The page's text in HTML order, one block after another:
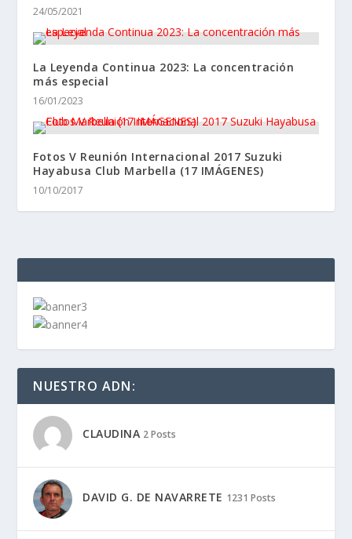
24/05/2021
La Leyenda Continua 2023: La concentración
más especial
16/01/2023
Fotos V Reunión Internacional 2017 Suzuki
Hayabusa Club Marbella (17 IMÁGENES)
10/10/2017
NUESTRO ADN:
CLAUDINA 2 Posts
DAVID G. DE NAVARRETE 1231 Posts